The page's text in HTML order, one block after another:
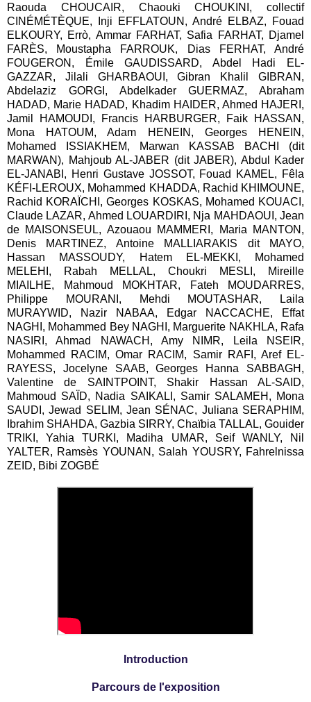
Raouda CHOUCAIR, Chaouki CHOUKINI, collectif
CINÉMÉTÈQUE, Inji EFFLATOUN, André ELBAZ, Fouad
ELKOURY, Errò, Ammar FARHAT, Safia FARHAT, Djamel
FARÈS, Moustapha FARROUK, Dias FERHAT, André
FOUGERON, Émile GAUDISSARD, Abdel Hadi EL-
GAZZAR, Jilali GHARBAOUI, Gibran Khalil GIBRAN,
Abdelaziz GORGI, Abdelkader GUERMAZ, Abraham
HADAD, Marie HADAD, Khadim HAIDER, Ahmed HAJERI,
Jamil HAMOUDI, Francis HARBURGER, Faik HASSAN,
Mona HATOUM, Adam HENEIN, Georges HENEIN,
Mohamed ISSIAKHEM, Marwan KASSAB BACHI (dit
MARWAN), Mahjoub AL-JABER (dit JABER), Abdul Kader
EL-JANABI, Henri Gustave JOSSOT, Fouad KAMEL, Fêla
KÉFI-LEROUX, Mohammed KHADDA, Rachid KHIMOUNE,
Rachid KORAÏCHI, Georges KOSKAS, Mohamed KOUACI,
Claude LAZAR, Ahmed LOUARDIRI, Nja MAHDAOUI, Jean
de MAISONSEUL, Azouaou MAMMERI, Maria MANTON,
Denis MARTINEZ, Antoine MALLIARAKIS dit MAYO,
Hassan MASSOUDY, Hatem EL-MEKKI, Mohamed
MELEHI, Rabah MELLAL, Choukri MESLI, Mireille
MIAILHE, Mahmoud MOKHTAR, Fateh MOUDARRES,
Philippe MOURANI, Mehdi MOUTASHAR, Laila
MURAYWID, Nazir NABAA, Edgar NACCACHE, Effat
NAGHI, Mohammed Bey NAGHI, Marguerite NAKHLA, Rafa
NASIRI, Ahmad NAWACH, Amy NIMR, Leila NSEIR,
Mohammed RACIM, Omar RACIM, Samir RAFI, Aref EL-
RAYESS, Jocelyne SAAB, Georges Hanna SABBAGH,
Valentine de SAINTPOINT, Shakir Hassan AL-SAID,
Mahmoud SAÏD, Nadia SAIKALI, Samir SALAMEH, Mona
SAUDI, Jewad SELIM, Jean SÉNAC, Juliana SERAPHIM,
Ibrahim SHAHDA, Gazbia SIRRY, Chaïbia TALLAL, Gouider
TRIKI, Yahia TURKI, Madiha UMAR, Seif WANLY, Nil
YALTER, Ramsès YOUNAN, Salah YOUSRY, Fahrelnissa
ZEID, Bibi ZOGBÉ
Introduction
Parcours de l'exposition